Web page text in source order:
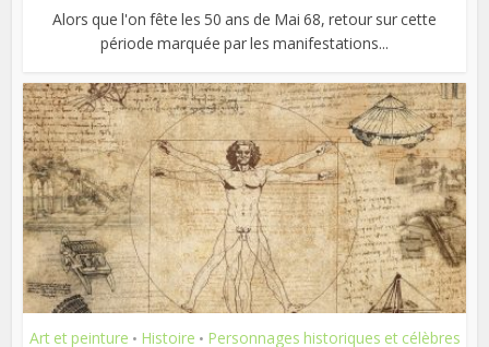
Alors que l'on fête les 50 ans de Mai 68, retour sur cette
période marquée par les manifestations...
Art et peinture • Histoire • Personnages historiques et célèbres